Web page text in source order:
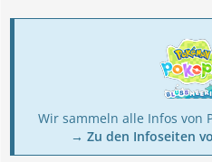
Wir sammeln alle Infos von
→ Zu den Infoseiten